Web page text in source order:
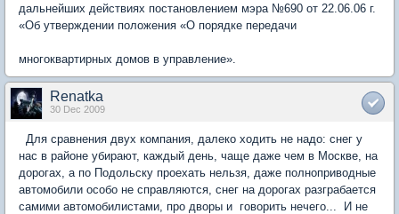
дальнейших действиях постановлением мэра №690 от 22.06.06 г.
«Об утверждении положения «О порядке передачи
многоквартирных домов в управление».
Renatka
30 Dec 2009
Для сравнения двух компания, далеко ходить не надо: снег у
нас в районе убирают, каждый день, чаще даже чем в Москве, на
дорогах, а по Подольску проехать нельзя, даже полноприводные
автомобили особо не справляются, снег на дорогах разграбается
самими автомобилистами, про дворы и говорить нечего... И не